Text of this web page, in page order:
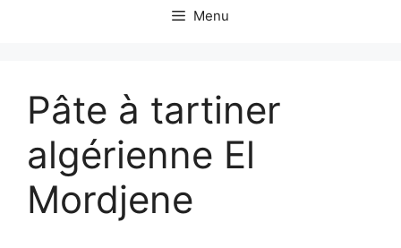
Menu
Pâte à tartiner
algérienne El
Mordjene